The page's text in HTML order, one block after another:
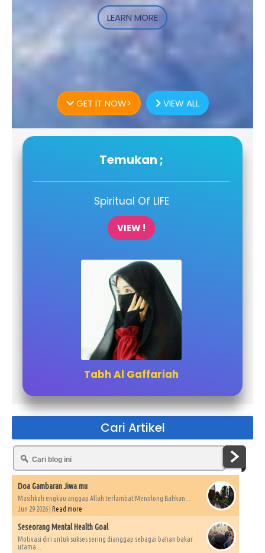
LEARN MORE
GET IT NOW> VIEW ALL
Temukan ;
Spiritual Of LIFE
VIEW !
Tabh Al Gaffariah
Cari Artikel
Doa Gambaran Jiwa mu
Masihkah engkau anggap Allah terlambat Menolong Bahkan...
Jun 29 2026 | Read more
Seseorang Mental Health Goal
Motivasi diri untuk sukses sering dianggap sebagai bahan bakar
utama...